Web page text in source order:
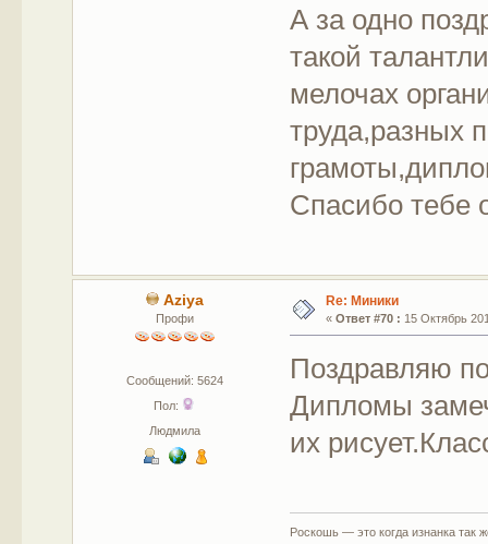
А за одно
такой
мелочах
труда,разных
Спасибо тебе
Aziya
Профи
Сообщений: 5624
Пол:
Людмила
Re: Миники
« Ответ #70 : 15 Октябрь
Поздравляю
Дипломы
их
Роскошь — это когда изнанка